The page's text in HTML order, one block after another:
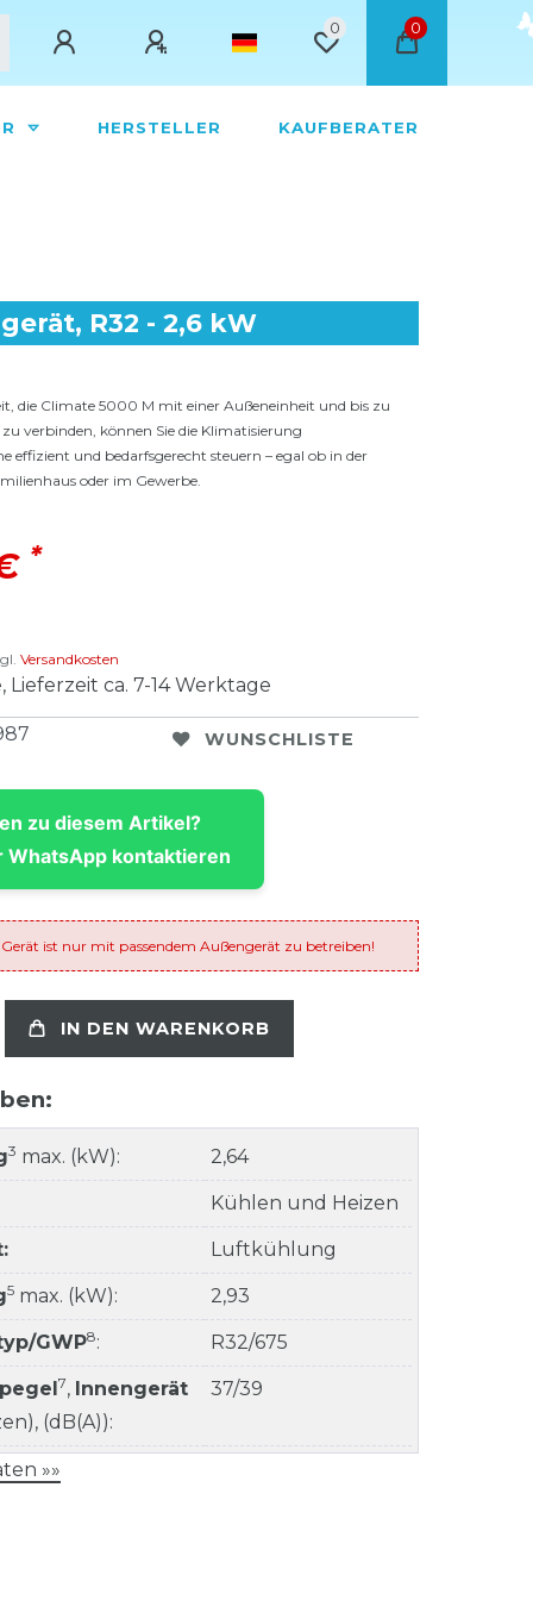
0 0
HERSTELLER KAUFBERATER
R32 - 2,6 kW
die Climate 5000 M mit einer Außeneinheit und bis zu
verbinden, können Sie die Klimatisierung
effizient und bedarfsgerecht steuern – egal ob in der
oder im Gewerbe.
*
Versandkosten
Lieferzeit ca. 7-14 Werktage
WUNSCHLISTE
zu diesem Artikel?
WhatsApp kontaktieren
ist nur mit passendem Außengerät zu betreiben!
IN DEN WARENKORB
3 max. (kW): 2,64
Kühlen und Heizen
Luftkühlung
5 max. (kW): 2,93
GWP8: R32/675
7, Innengerät
(dB(A)):
37/39
»»